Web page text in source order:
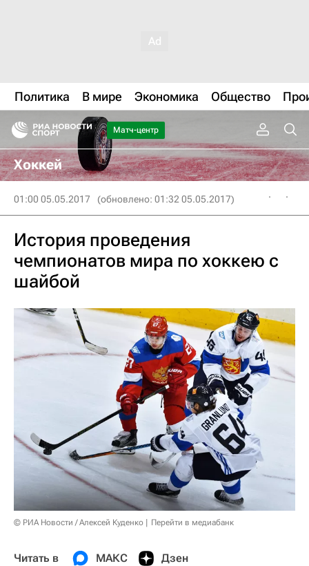
Политика В мире Экономика Общество
Матч-центр
Хоккей
01:00 05.05.2017 (обновлено: 01:32 05.05.2017)
История проведения
чемпионатов мира по хоккею с
шайбой
© РИА Новости / Алексей Куденко Перейти в медиабанк
Читать в МАКС Дзен